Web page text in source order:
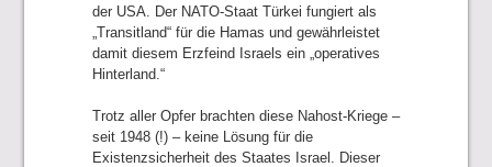
der USA. Der NATO-Staat Türkei fungiert als
„Transitland“ für die Hamas und gewährleistet
damit diesem Erzfeind Israels ein „operatives
Hinterland.“
Trotz aller Opfer brachten diese Nahost-Kriege –
seit 1948 (!) – keine Lösung für die
Existenzsicherheit des Staates Israel. Dieser